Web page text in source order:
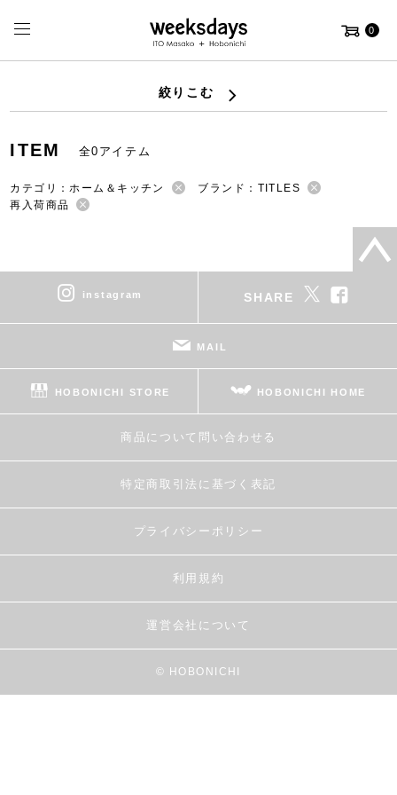
0
絞りこむ
ITEM 全0アイテム
カテゴリ：ホーム＆キッチン
ブランド：TITLES
再入荷商品
instagram SHARE
MAIL
HOBONICHI STORE HOBONICHI HOME
商品について問い合わせる
特定商取引法に基づく表記
プライバシーポリシー
利用規約
運営会社について
© HOBONICHI